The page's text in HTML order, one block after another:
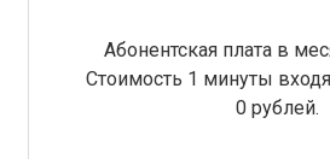
Абонентская плата в
Стоимость 1 минуты
0 рублей.